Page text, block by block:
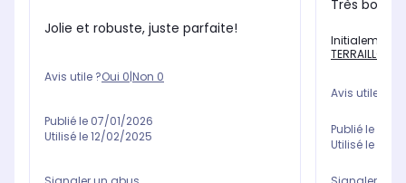
Jolie et robuste, juste parfaite!
Avis utile ?Oui 0 Non 0
Publié le 07/01/2026
Utilisé le12/02/2025
Très bon
Initialement
TERRAILLON
Avis utile ?
Publié le
Utilisé le